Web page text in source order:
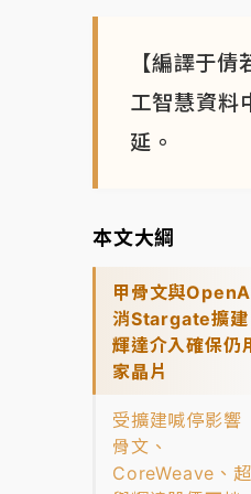
【編譯于
工智慧資料
延。
本文大綱
甲骨文與
消Stargate擴
輝達介入確保仍
家晶片
受擴建喊停影
骨文、
CoreWeave、